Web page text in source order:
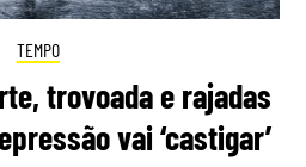
TEMPO
trovoada e rajadas
vai ‘castigar’